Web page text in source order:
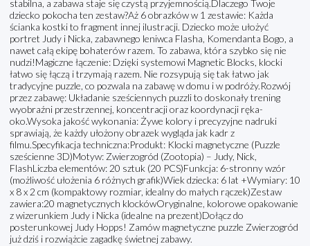
stabilna, a zabawa staje się czystą przyjemnością.Dlaczego Twoje
dziecko pokocha ten zestaw?Aż 6 obrazków w 1 zestawie: Każda
ścianka kostki to fragment innej ilustracji. Dziecko może ułożyć
portret Judy i Nicka, zabawnego leniwca Flasha, Komendanta Bogo, a
nawet całą ekipę bohaterów razem. To zabawa, która szybko się nie
nudzi!Magiczne łączenie: Dzięki systemowi Magnetic Blocks, klocki
łatwo się łączą i trzymają razem. Nie rozsypują się tak łatwo jak
tradycyjne puzzle, co pozwala na zabawę w domu i w podróży.Rozwój
przez zabawę: Układanie sześciennych puzzli to doskonały trening
wyobraźni przestrzennej, koncentracji oraz koordynacji ręka-
oko.Wysoka jakość wykonania: Żywe kolory i precyzyjne nadruki
sprawiają, że każdy ułożony obrazek wygląda jak kadr z
filmu.Specyfikacja techniczna:Produkt: Klocki magnetyczne (Puzzle
sześcienne 3D)Motyw: Zwierzogród (Zootopia) – Judy, Nick,
FlashLiczba elementów: 20 sztuk (20 PCS)Funkcja: 6-stronny wzór
(możliwość ułożenia 6 różnych grafik)Wiek dziecka: 6 lat +Wymiary: 10
x 8 x 2 cm (kompaktowy rozmiar, idealny do małych rączek)Zestaw
zawiera:20 magnetycznych klockówOryginalne, kolorowe opakowanie
z wizerunkiem Judy i Nicka (idealne na prezent)Dołącz do
posterunkowej Judy Hopps! Zamów magnetyczne puzzle Zwierzogród
już dziś i rozwiążcie zagadkę świetnej zabawy.